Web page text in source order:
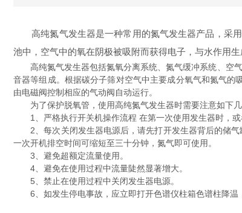
高纯氮气发生器是一种常用的氮气发生器产品，采用
池中，空气中的氧在阴极被吸附而获得电子，与水作用
高纯氮气发生器包括氮氧分离系统、氮气缓冲系统、空气
音器等组成。根据碳分子筛对空气中主要成分氧气和氮气的
由电磁阀控制相应的气动阀自动运行。
为了保护脱氧管，使用高纯氮气发生器时需要注意如下几
1、严格执行开关机操作流程 在第一次使用发生器时，或
2、每次关闭发生器电源后，请先打开发生器背后的储气
一次开机排空时间可缩短至三十分钟，氮气即可使用。
3、避免超额定流量使用。
4、避免在使用过程中流量陡然显著增大。
5、禁止在使用过程中关闭发生器电源。
6、如发生停电事故，应立即打开色谱仪柱箱色谱柱降温